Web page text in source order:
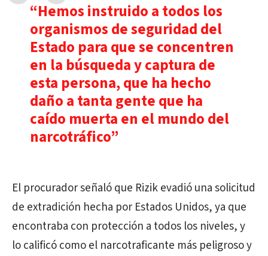
“Hemos instruido a todos los
organismos de seguridad del
Estado para que se concentren
en la búsqueda y captura de
esta persona, que ha hecho
daño a tanta gente que ha
caído muerta en el mundo del
narcotráfico”
El procurador señaló que Rizik evadió una solicitud
de extradición hecha por Estados Unidos, ya que
encontraba con protección a todos los niveles, y
lo calificó como el narcotraficante más peligroso y